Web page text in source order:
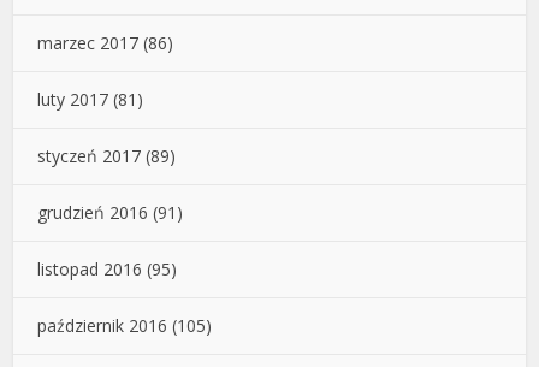
marzec 2017 (86)
luty 2017 (81)
styczeń 2017 (89)
grudzień 2016 (91)
listopad 2016 (95)
październik 2016 (105)